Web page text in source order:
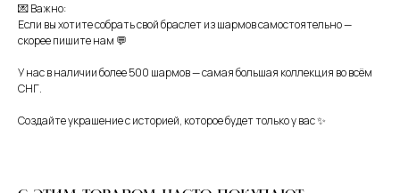
💌 Важно:
Если вы хотите собрать свой браслет из шармов самостоятельно —
скорее пишите нам 💬
У нас в наличии более 500 шармов — самая большая коллекция во всём
СНГ.
Создайте украшение с историей, которое будет только у вас ✨